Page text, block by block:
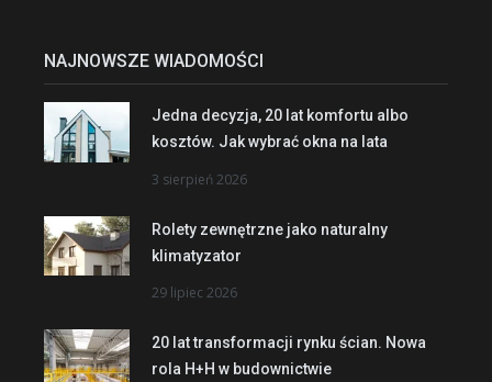
NAJNOWSZE WIADOMOŚCI
Jedna decyzja, 20 lat komfortu albo
kosztów. Jak wybrać okna na lata
3 sierpień 2026
Rolety zewnętrzne jako naturalny
klimatyzator
29 lipiec 2026
20 lat transformacji rynku ścian. Nowa
rola H+H w budownictwie